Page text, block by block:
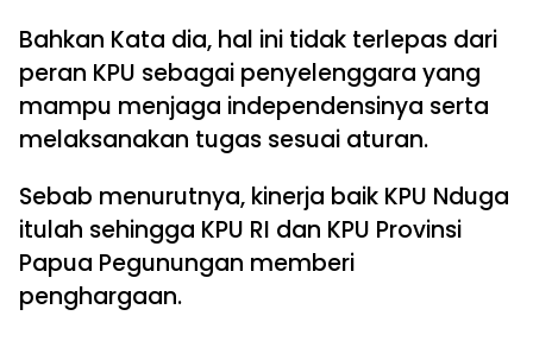
Bahkan Kata dia, hal ini tidak terlepas dari
peran KPU sebagai penyelenggara yang
mampu menjaga independensinya serta
melaksanakan tugas sesuai aturan.
Sebab menurutnya, kinerja baik KPU Nduga
itulah sehingga KPU RI dan KPU Provinsi
Papua Pegunungan memberi
penghargaan.